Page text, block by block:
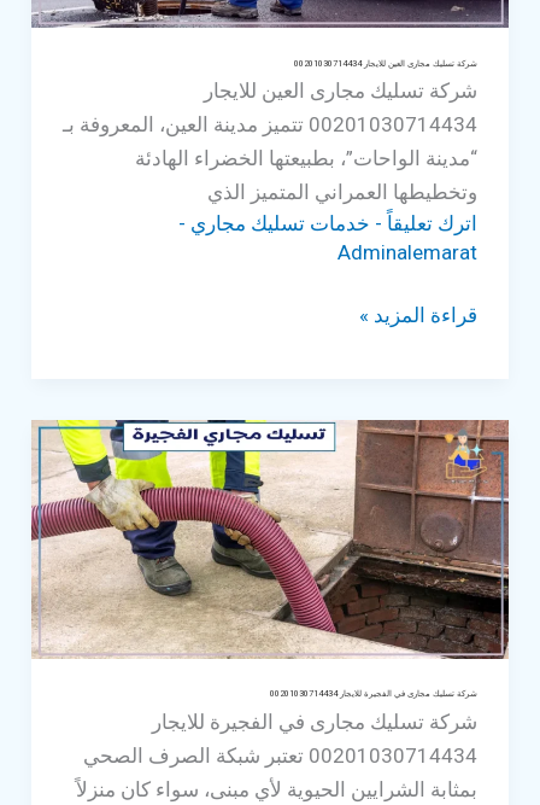
شركة تسليك مجارى العين للايجار 00201030714434
شركة تسليك مجارى العين للايجار
00201030714434 تتميز مدينة العين، المعروفة بـ
“مدينة الواحات”، بطبيعتها الخضراء الهادئة
وتخطيطها العمراني المتميز الذي
اترك تعليقاً - خدمات تسليك مجاري -
Adminalemarat
شركة
العين
للايجار
00201030714434
قراءة المزيد »
شركة تسليك مجارى في الفجيرة للايجار 00201030714434
شركة تسليك مجارى في الفجيرة للايجار
00201030714434 تعتبر شبكة الصرف الصحي
بمثابة الشرايين الحيوية لأي مبنى، سواء كان منزلاً